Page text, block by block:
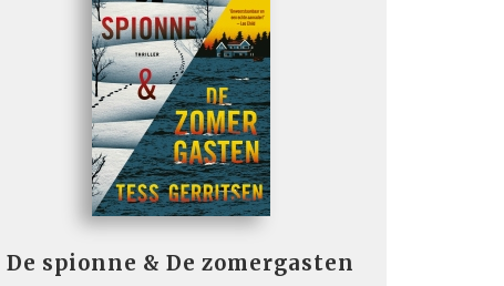
De spionne & De zomergasten